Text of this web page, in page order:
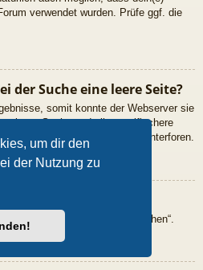
um dir den
der Nutzung zu
verwendet wurden. Prüfe ggf. die
der Suche eine leere Seite?
somit konnte der Webserver sie
Suche und gib spezifischere
die Suche auf verschiedene Unterforen.
auf „Nach einem Mitglied suchen“.